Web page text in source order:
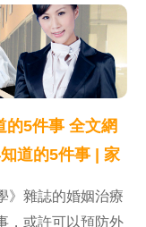
知道的5件事 | 家
的5件事 全文網
道的5件事 | 家
》雜誌的婚姻治療
，或許可以預防外